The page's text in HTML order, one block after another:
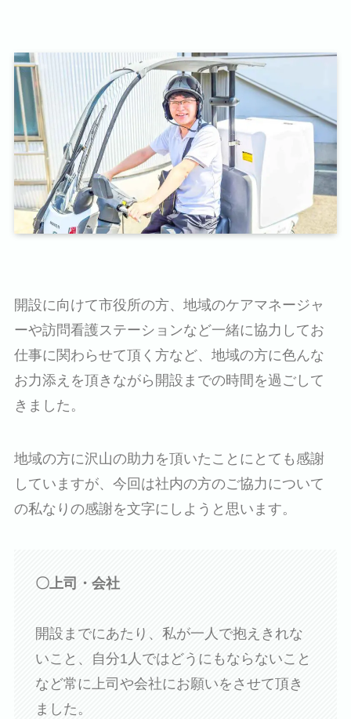
開設に向けて市役所の方、地域のケアマネージャ
ーや訪問看護ステーションなど一緒に協力してお
仕事に関わらせて頂く方など、地域の方に色んな
お力添えを頂きながら開設までの時間を過ごして
きました。
地域の方に沢山の助力を頂いたことにとても感謝
していますが、今回は社内の方のご協力について
の私なりの感謝を文字にしようと思います。
〇上司・会社
開設までにあたり、私が一人で抱えきれな
いこと、自分1人ではどうにもならないこと
など常に上司や会社にお願いをさせて頂き
ました。